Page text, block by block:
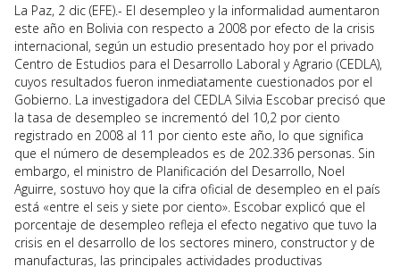
La Paz, 2 dic (EFE).- El desempleo y la informalidad aumentaron
este año en Bolivia con respecto a 2008 por efecto de la crisis
internacional, según un estudio presentado hoy por el privado
Centro de Estudios para el Desarrollo Laboral y Agrario (CEDLA),
cuyos resultados fueron inmediatamente cuestionados por el
Gobierno. La investigadora del CEDLA Silvia Escobar precisó que
la tasa de desempleo se incrementó del 10,2 por ciento
registrado en 2008 al 11 por ciento este año, lo que significa
que el número de desempleados es de 202.336 personas. Sin
embargo, el ministro de Planificación del Desarrollo, Noel
Aguirre, sostuvo hoy que la cifra oficial de desempleo en el país
está «entre el seis y siete por ciento». Escobar explicó que el
porcentaje de desempleo refleja el efecto negativo que tuvo la
crisis en el desarrollo de los sectores minero, constructor y de
manufacturas, las principales actividades productivas